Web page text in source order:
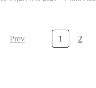
Prev 1 2